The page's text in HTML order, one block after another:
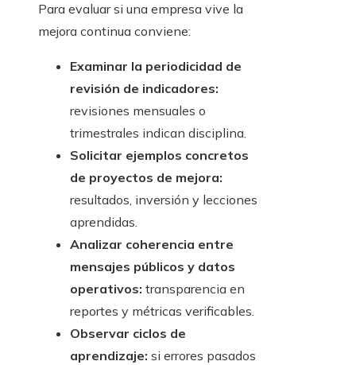
Para evaluar si una empresa vive la
mejora continua conviene:
Examinar la periodicidad de
revisión de indicadores:
revisiones mensuales o
trimestrales indican disciplina.
Solicitar ejemplos concretos
de proyectos de mejora:
resultados, inversión y lecciones
aprendidas.
Analizar coherencia entre
mensajes públicos y datos
operativos: transparencia en
reportes y métricas verificables.
Observar ciclos de
aprendizaje: si errores pasados